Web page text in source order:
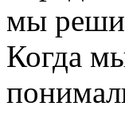
мы
Когда